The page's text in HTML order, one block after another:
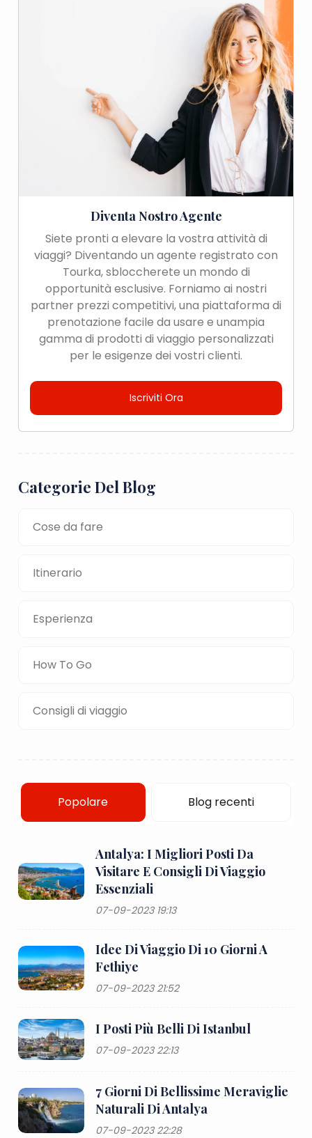
Diventa Nostro Agente
Siete pronti a elevare la vostra attività di
viaggi? Diventando un agente registrato con
Tourka, sbloccherete un mondo di
opportunità esclusive. Forniamo ai nostri
partner prezzi competitivi, una piattaforma di
prenotazione facile da usare e unampia
gamma di prodotti di viaggio personalizzati
per le esigenze dei vostri clienti.
Iscriviti Ora
Categorie Del Blog
Cose da fare
Itinerario
Esperienza
How To Go
Consigli di viaggio
Popolare Blog recenti
Antalya: I Migliori Posti Da
Visitare E Consigli Di Viaggio
Essenziali
07-09-2023 19:13
Idee Di Viaggio Di 10 Giorni A
Fethiye
07-09-2023 21:52
I Posti Più Belli Di Istanbul
07-09-2023 22:13
7 Giorni Di Bellissime Meraviglie
Naturali Di Antalya
07-09-2023 22:28